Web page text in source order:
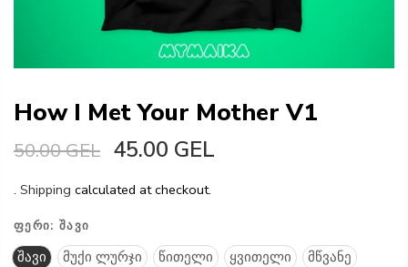
How I Met Your Mother V1
50.00 GEL 45.00 GEL
. Shipping calculated at checkout.
ᲤᲔᲠᲘ: ᲨᲐᲕᲘ
შავი მუქი ლურჯი წითელი ყვითელი
მწვანე